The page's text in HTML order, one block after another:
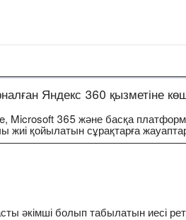
🡥
Яндекс 360 қызметіне
Microsoft 365 және басқа
жиі қойылатын сұрақтарға
әкімші болып табылатын иесі